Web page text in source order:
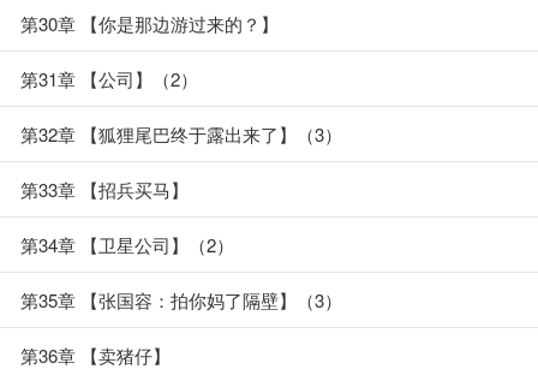
第30章 【你是那边游过来的？】
第31章 【公司】（2）
第32章 【狐狸尾巴终于露出来了】（3）
第33章 【招兵买马】
第34章 【卫星公司】（2）
第35章 【张国容：拍你妈了隔壁】（3）
第36章 【卖猪仔】